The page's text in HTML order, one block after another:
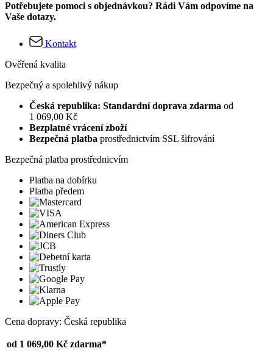
Potřebujete pomoci s objednávkou? Rádi Vám odpovíme na
Vaše dotazy.
Kontakt
Ověřená kvalita
Bezpečný a spolehlivý nákup
Česká republika: Standardní doprava zdarma od
1 069,00 Kč
Bezplatné vrácení zboží
Bezpečná platba prostřednictvím SSL šifrování
Bezpečná platba prostřednicvím
Platba na dobírku
Platba předem
Cena dopravy: Česká republika
od 1 069,00 Kč zdarma*